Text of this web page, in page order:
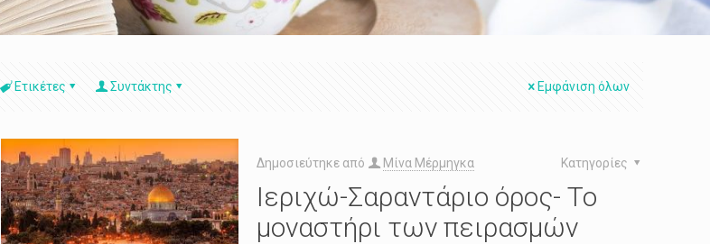
Ετικέτες Συντάκτης Εμφάνιση όλων
Δημοσιεύτηκε από Μίνα Μέρμηγκα Κατηγορίες
Ιεριχώ-Σαραντάριο όρος- Το
μοναστήρι των πειρασμών